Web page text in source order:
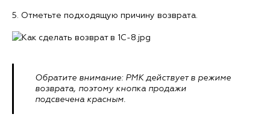
5. Отметьте подходящую причину возврата.
Обратите внимание: РМК действует в режиме
возврата, поэтому кнопка продажи
подсвечена красным.